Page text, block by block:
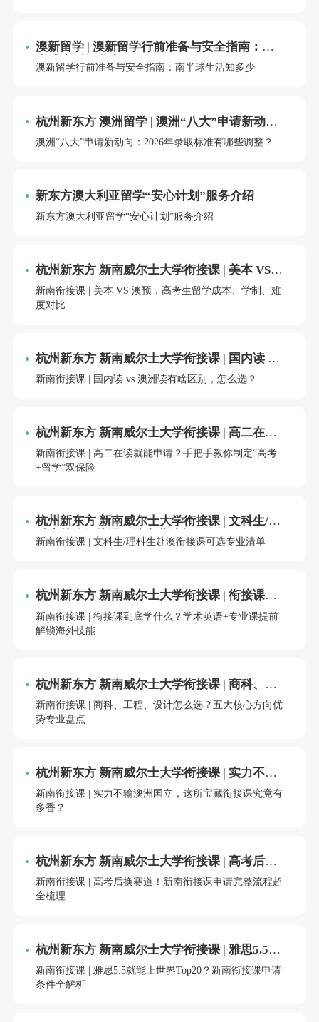
澳新留学 | 澳新留学行前准备与安全指南：南
半球生活知多少
澳新留学行前准备与安全指南：南半球生活知多少
杭州新东方 澳洲留学 | 澳洲“八大”申请新动
向：2026年录取标准有哪些调整？
澳洲“八大”申请新动向：2026年录取标准有哪些调整？
新东方澳大利亚留学“安心计划”服务介绍
新东方澳大利亚留学“安心计划”服务介绍
杭州新东方 新南威尔士大学衔接课 | 美本 VS
澳预，高考生留学成本、学制、难度对比
新南衔接课 | 美本 VS 澳预，高考生留学成本、学制、难
度对比
杭州新东方 新南威尔士大学衔接课 | 国内读 vs
澳洲读有啥区别，怎么选？
新南衔接课 | 国内读 vs 澳洲读有啥区别，怎么选？
杭州新东方 新南威尔士大学衔接课 | 高二在读
就能申请？手把手教你制定“高考+留学”双保
险
新南衔接课 | 高二在读就能申请？手把手教你制定“高考
+留学”双保险
杭州新东方 新南威尔士大学衔接课 | 文科生/理
科生赴澳衔接课可选专业清单
新南衔接课 | 文科生/理科生赴澳衔接课可选专业清单
杭州新东方 新南威尔士大学衔接课 | 衔接课到
底学什么？学术英语+专业课提前解锁海外技
能
新南衔接课 | 衔接课到底学什么？学术英语+专业课提前
解锁海外技能
杭州新东方 新南威尔士大学衔接课 | 商科、工
程、设计怎么选？五大核心方向优势专业盘点
新南衔接课 | 商科、工程、设计怎么选？五大核心方向优
势专业盘点
杭州新东方 新南威尔士大学衔接课 | 实力不输
澳洲国立，这所宝藏衔接课究竟有多香？
新南衔接课 | 实力不输澳洲国立，这所宝藏衔接课究竟有
多香？
杭州新东方 新南威尔士大学衔接课 | 高考后换
赛道！新南衔接课申请完整流程超全梳理
新南衔接课 | 高考后换赛道！新南衔接课申请完整流程超
全梳理
杭州新东方 新南威尔士大学衔接课 | 雅思5.5就
能上世界Top20？新南衔接课申请条件全解析
新南衔接课 | 雅思5.5就能上世界Top20？新南衔接课申请
条件全解析